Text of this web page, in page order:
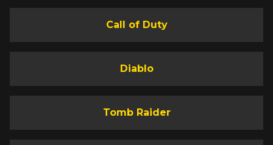
Call of Duty
Diablo
Tomb Raider